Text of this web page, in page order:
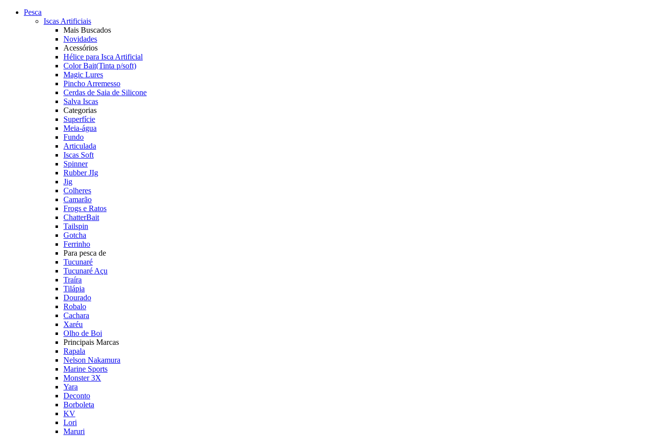
Pesca
Iscas Artificiais
Mais Buscados
Novidades
Acessórios
Hélice para Isca Artificial
Color Bait(Tinta p/soft)
Magic Lures
Pincho Arremesso
Cerdas de Saia de Silicone
Salva Iscas
Categorias
Superfície
Meia-água
Fundo
Articulada
Iscas Soft
Spinner
Rubber JIg
Jig
Colheres
Camarão
Frogs e Ratos
ChatterBait
Tailspin
Gotcha
Ferrinho
Para pesca de
Tucunaré
Tucunaré Açu
Traíra
Tilápia
Dourado
Robalo
Cachara
Xaréu
Olho de Boi
Principais Marcas
Rapala
Nelson Nakamura
Marine Sports
Monster 3X
Yara
Deconto
Borboleta
KV
Lori
Maruri